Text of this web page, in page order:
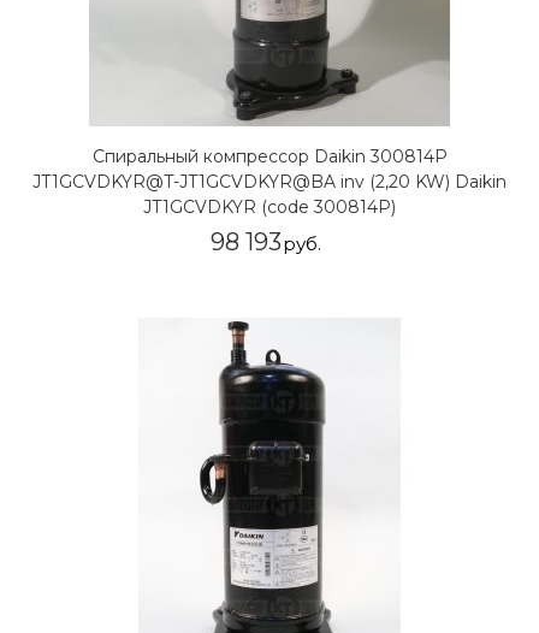
Спиральный компрессор Daikin 300814P
JT1GCVDKYR@T-JT1GCVDKYR@BA inv (2,20 KW) Daikin
JT1GCVDKYR (code 300814P)
98 193руб.